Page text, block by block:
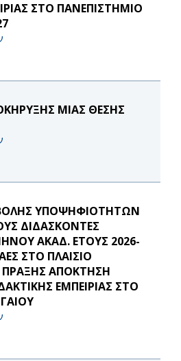
ΣΤΟ ΠΑΝΕΠΙΣΤΗΜΙΟ
ΜΙΑΣ ΘΕΣΗΣ
ΥΠΟΨΗΦΙΟΤΗΤΩΝ
ΔΙΔΑΣΚΟΝΤΕΣ
ΑΚΑΔ. ΕΤΟΥΣ 2026-
ΣΤΟ ΠΛΑΙΣΙΟ
ΑΠΟΚΤΗΣΗ
ΕΜΠΕΙΡΙΑΣ ΣΤΟ